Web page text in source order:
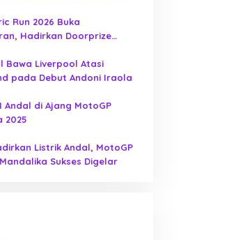
Run 2026 Buka
Hadirkan Doorprize
Bawa Liverpool Atasi
pada Debut Andoni Iraola
Andal di Ajang MotoGP
2025
Listrik Andal, MotoGP
Sukses Digelar